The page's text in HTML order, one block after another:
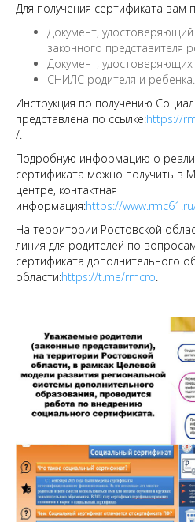
Для получения сертификата вам
Документ,
законного представителя
Документ,
СНИЛС родителя и ребенка.
Инструкция по получению
представлена по ссылке:https://
/.
Подробную информацию о
сертификата можно получить в
центре, контактная
информация:https://
На территории Ростовской
линия для родителей по
сертификата дополнительного
области:https://t.me/rmcro.